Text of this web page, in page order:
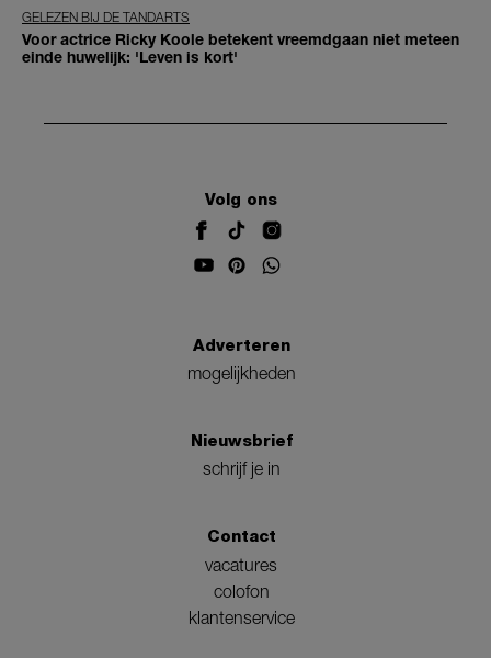
GELEZEN BIJ DE TANDARTS
Voor actrice Ricky Koole betekent vreemdgaan niet meteen
einde huwelijk: 'Leven is kort'
Volg ons
Adverteren
mogelijkheden
Nieuwsbrief
schrijf je in
Contact
vacatures
colofon
klantenservice